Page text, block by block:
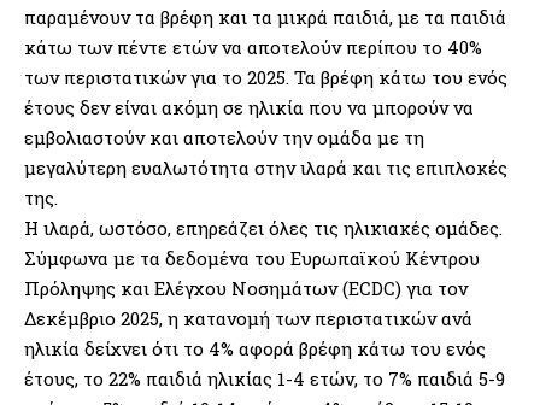
παραμένουν τα βρέφη και τα μικρά παιδιά, με τα παιδιά
κάτω των πέντε ετών να αποτελούν περίπου το 40%
των περιστατικών για το 2025. Τα βρέφη κάτω του ενός
έτους δεν είναι ακόμη σε ηλικία που να μπορούν να
εμβολιαστούν και αποτελούν την ομάδα με τη
μεγαλύτερη ευαλωτότητα στην ιλαρά και τις επιπλοκές
της.
Η ιλαρά, ωστόσο, επηρεάζει όλες τις ηλικιακές ομάδες.
Σύμφωνα με τα δεδομένα του Ευρωπαϊκού Κέντρου
Πρόληψης και Ελέγχου Νοσημάτων (ECDC) για τον
Δεκέμβριο 2025, η κατανομή των περιστατικών ανά
ηλικία δείχνει ότι το 4% αφορά βρέφη κάτω του ενός
έτους, το 22% παιδιά ηλικίας 1-4 ετών, το 7% παιδιά 5-9